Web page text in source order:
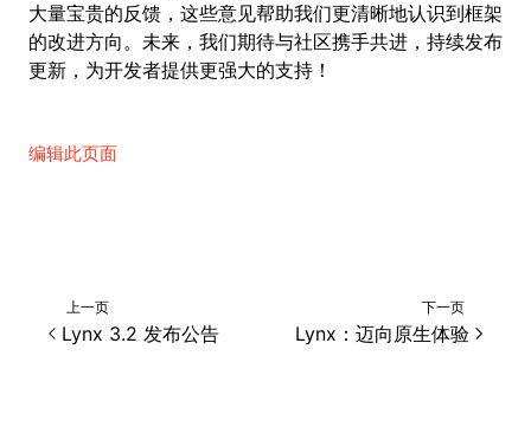
大量宝贵的反馈，这些意见帮助我们更清晰地认识到框架
的改进方向。未来，我们期待与社区携手共进，持续发布
更新，为开发者提供更强大的支持！
编辑此页面
上一页
Lynx 3.2 发布公告
下一页
Lynx：迈向原生体验